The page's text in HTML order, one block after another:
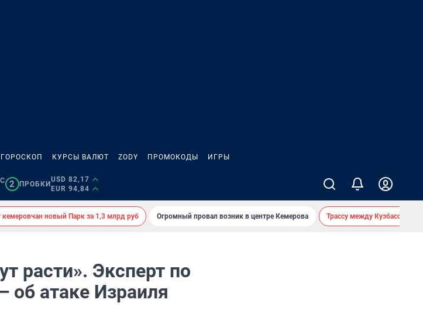
ГОРОСКОП КУРСЫ ВАЛЮТ ZODY ПРОМОКОДЫ ИГРЫ
2 ПРОБКИ
USD 82,17
EUR 94,84
кемеровчан новый Парк за 1,3 млрд руб Огромный провал возник в центре Кемерова Трассу между Кузбассом и
расти». Эксперт по
об атаке Израиля